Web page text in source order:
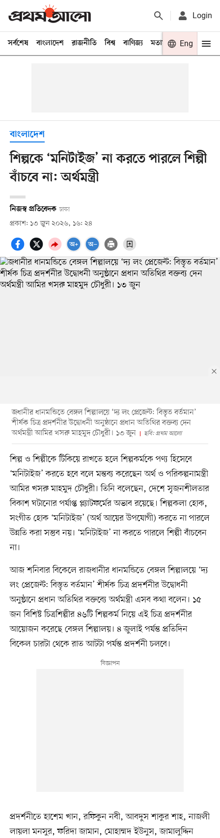
Login
সর্বশেষ বাংলাদেশ রাজনীতি বিশ্ব বাণিজ্য মতামত খেলা
Eng
বাংলাদেশ
শিল্পকে ‘মনিটাইজ’ না করতে পারলে শিল্পী
বাঁচবে না: অর্থমন্ত্রী
নিজস্ব প্রতিবেদক ঢাকা
প্রকাশ: ১৩ জুন ২০২৬, ১৬: ২৪
জধানীর ধানমন্ডিতে বেঙ্গল শিল্পালয়ে ‘দ্য লং প্রেজেন্ট: বিস্তৃত বর্তমান’
শীর্ষক চিত্র প্রদর্শনীর উদ্বোধনী অনুষ্ঠানে প্রধান অতিথির বক্তব্য দেন
অর্থমন্ত্রী আমির খসরু মাহমুদ চৌধুরী। ১৩ জুন
ছবি: প্রথম আলো
শিল্প ও শিল্পীকে টিকিয়ে রাখতে হলে শিল্পকর্মকে পণ্য হিসেবে
‘মনিটাইজ’ করতে হবে বলে মন্তব্য করেছেন অর্থ ও পরিকল্পনামন্ত্রী
আমির খসরু মাহমুদ চৌধুরী। তিনি বলেছেন, দেশে সৃজনশীলতার
বিকাশ ঘটানোর পর্যাপ্ত প্ল্যাটফর্মের অভাব রয়েছে। শিল্পকলা হোক,
সংগীত হোক ‘মনিটাইজ’ (অর্থ আয়ের উপযোগী) করতে না পারলে
উন্নতি করা সম্ভব নয়। ‘মনিটাইজ’ না করতে পারলে শিল্পী বাঁচবেন
না।
আজ শনিবার বিকেলে রাজধানীর ধানমন্ডিতে বেঙ্গল শিল্পালয়ে ‘দ্য
লং প্রেজেন্ট: বিস্তৃত বর্তমান’ শীর্ষক চিত্র প্রদর্শনীর উদ্বোধনী
অনুষ্ঠানে প্রধান অতিথির বক্তব্যে অর্থমন্ত্রী এসব কথা বলেন। ১৫
জন বিশিষ্ট চিত্রশিল্পীর ৪৬টি শিল্পকর্ম নিয়ে এই চিত্র প্রদর্শনীর
আয়োজন করেছে বেঙ্গল শিল্পালয়। ৪ জুলাই পর্যন্ত প্রতিদিন
বিকেল চারটা থেকে রাত আটটা পর্যন্ত প্রদর্শনী চলবে।
প্রদর্শনীতে হাশেম খান, রফিকুন নবী, আবদুস শাকুর শাহ, নাজলী
লায়লা মনসুর, ফরিদা জামান, মোহাম্মদ ইউনুস, জামালুদ্দিন